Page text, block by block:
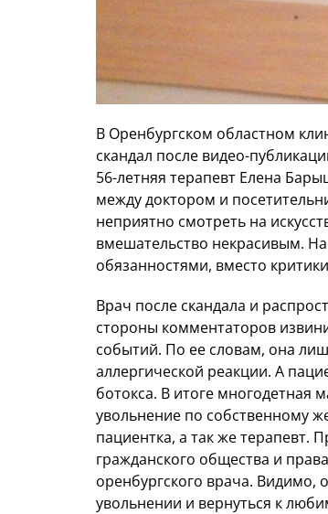
В Оренбургском областном
скандал после видео-
56-летняя терапевт Елена
между доктором и
неприятно смотреть на
вмешательство некрасивым.
обязанностями, вместо
Врач после скандала и
стороны комментаторов
событий. По ее словам, она
аллергической реакции. А
ботокса. В итоге многодетная
увольнение по собственному
пациентка, а так же терапевт.
гражданского общества и
оренбургского врача. Видимо,
увольнении и вернуться к